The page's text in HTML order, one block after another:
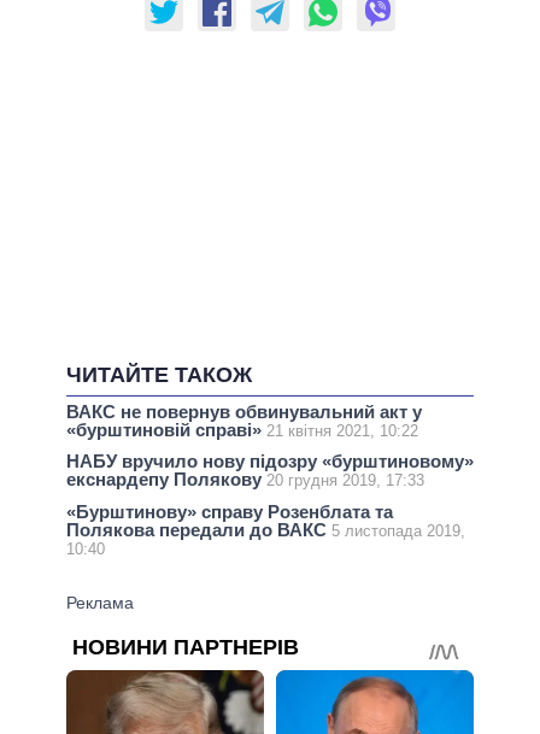
ЧИТАЙТЕ ТАКОЖ
ВАКС не повернув обвинувальний акт у
«бурштиновій справі» 21 квітня 2021, 10:22
НАБУ вручило нову підозру «бурштиновому»
екснардепу Полякову 20 грудня 2019, 17:33
«Бурштинову» справу Розенблата та
Полякова передали до ВАКС 5 листопада 2019,
10:40